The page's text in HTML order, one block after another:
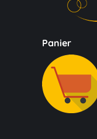
Panier